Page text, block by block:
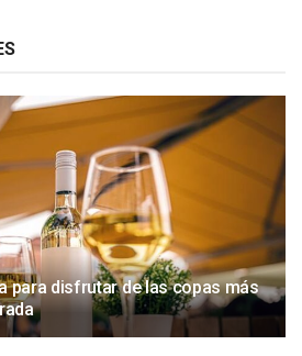
para disfrutar de las copas más